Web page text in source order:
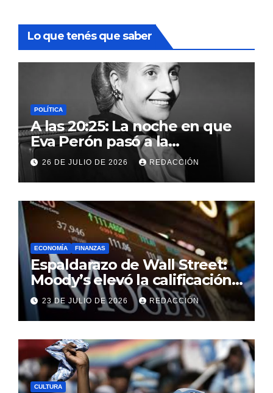
Lo que tenés que saber
POLÍTICA
A las 20:25: La noche en que
Eva Perón pasó a la
inmortalidad y nació el mito
que conmocionó a la Patria
26 DE JULIO DE 2026 REDACCIÓN
ECONOMÍA FINANZAS
Espaldarazo de Wall Street:
Moody’s elevó la calificación
crediticia argentina y
consolida la baja del riesgo
país
23 DE JULIO DE 2026 REDACCIÓN
CULTURA